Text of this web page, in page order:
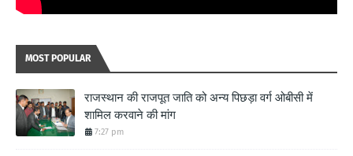
MOST POPULAR
राजस्थान की राजपूत जाति को अन्य पिछड़ा वर्ग ओबीसी में
शामिल करवाने की मांग
7:27 pm